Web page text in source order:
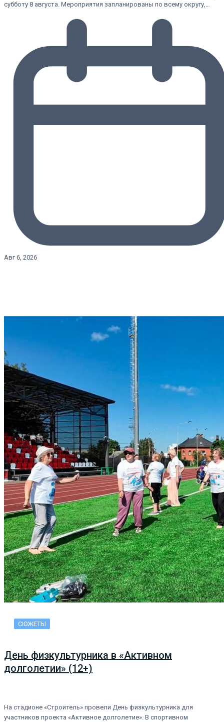
субботу 8 августа. Мероприятия запланированы по всему округу,…
Авг 6, 2026
СЮЖЕТЫ
День физкультурника в «Активном
долголетии» (12+)
На стадионе «Строитель» провели День физкультурника для
участников проекта «Активное долголетие». В спортивном